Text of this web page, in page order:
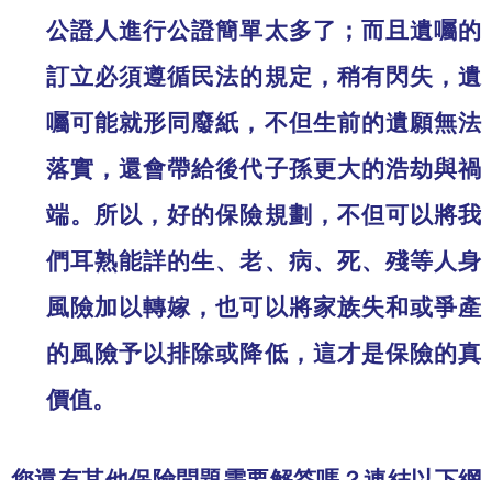
公證人進行公證簡單太多了；而且遺囑的
訂立必須遵循民法的規定，稍有閃失，遺
囑可能就形同廢紙，不但生前的遺願無法
落實，還會帶給後代子孫更大的浩劫與禍
端。所以，好的保險規劃，不但可以將我
們耳熟能詳的生、老、病、死、殘等人身
風險加以轉嫁，也可以將家族失和或爭產
的風險予以排除或降低，這才是保險的真
價值。